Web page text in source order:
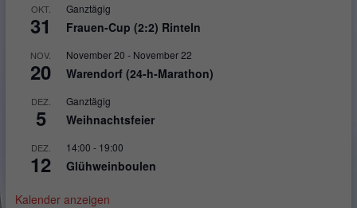
OKT.
31
Ganztägig
Frauen-Cup (2:2) Rinteln
NOV.
20
November 20 - November 22
Warendorf (24-h-Marathon)
DEZ.
5
Ganztägig
Weihnachtsfeier
DEZ.
12
14:00 - 19:00
Glühweinboulen
Kalender anzeigen